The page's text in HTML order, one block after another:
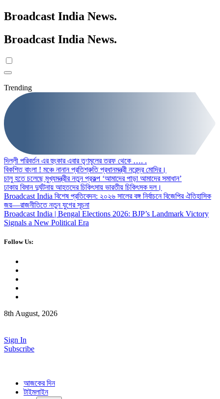
Broadcast India News.
Broadcast India News.
Trending
দিল্লী পরিবর্তন এর হুংকার এবার তৃণমূলের তরফ থেকে …. .
বিকশিত বাংলা ! মঞ্চে নানান প্রতিশ্রুতি প্রধানমন্ত্রী নরেন্দ্র মোদির।
চালু হতে চলেছে মুখ্যমন্ত্রীর নতুন প্রকল্প ‘আমাদের পাড়া আমাদের সমাধান’
ঢাকায় বিমান দুর্ঘটনায় আহতদের চিকিৎসায় ভারতীয় চিকিৎসক দল।
Broadcast India বিশেষ প্রতিবেদন: ২০২৬ সালের বঙ্গ নির্বাচনে বিজেপির ঐতিহাসিক
জয়—রাজনীতিতে নতুন যুগের সূচনা
Broadcast India | Bengal Elections 2026: BJP’s Landmark Victory
Signals a New Political Era
Follow Us:
8th August, 2026
Sign In
Subscribe
আজকের দিন
টাইমলাইন